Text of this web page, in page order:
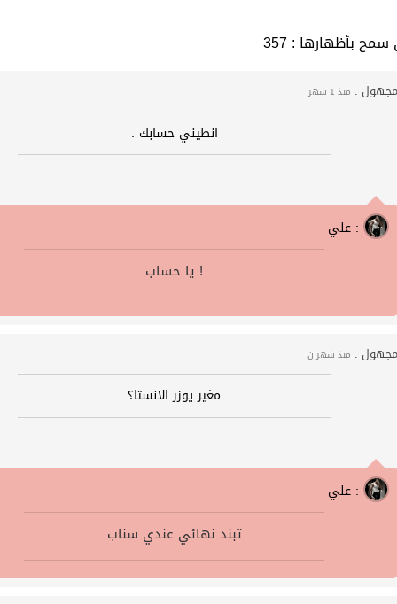
سمح بأظهارها
مجهول : منذ 1 شهر
انطيني حسابك .
علي :
يا حساب !
مجهول : منذ شهران
مغير يوزر الانستا؟
علي :
تبند نهائي عندي سناب